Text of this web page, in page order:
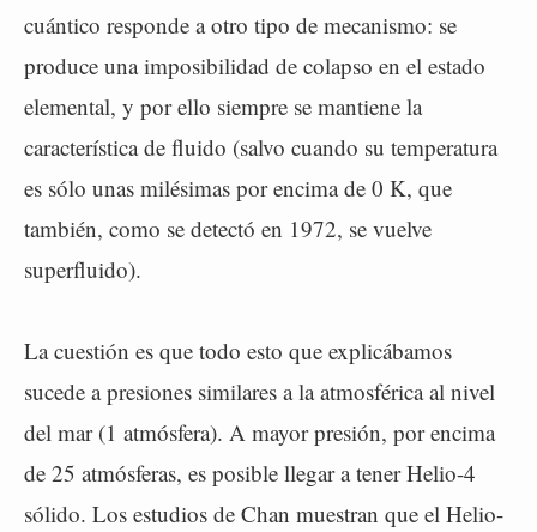
cuántico responde a otro tipo de mecanismo: se
produce una imposibilidad de colapso en el estado
elemental, y por ello siempre se mantiene la
característica de fluido (salvo cuando su temperatura
es sólo unas milésimas por encima de 0 K, que
también, como se detectó en 1972, se vuelve
superfluido).
La cuestión es que todo esto que explicábamos
sucede a presiones similares a la atmosférica al nivel
del mar (1 atmósfera). A mayor presión, por encima
de 25 atmósferas, es posible llegar a tener Helio-4
sólido. Los estudios de Chan muestran que el Helio-